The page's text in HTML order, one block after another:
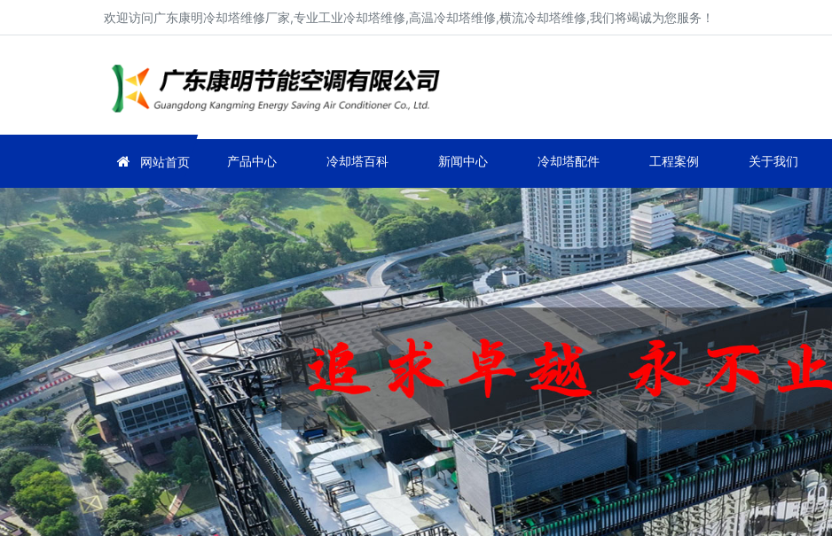
欢迎访问广东康明冷却塔维修厂家,专业工业冷却塔维修,高温冷却塔维修,横流冷却塔维修,我们将竭诚为您服务！
网站首页 产品中心 冷却塔百科 新闻中心 冷却塔配件 工程案例 关于我们